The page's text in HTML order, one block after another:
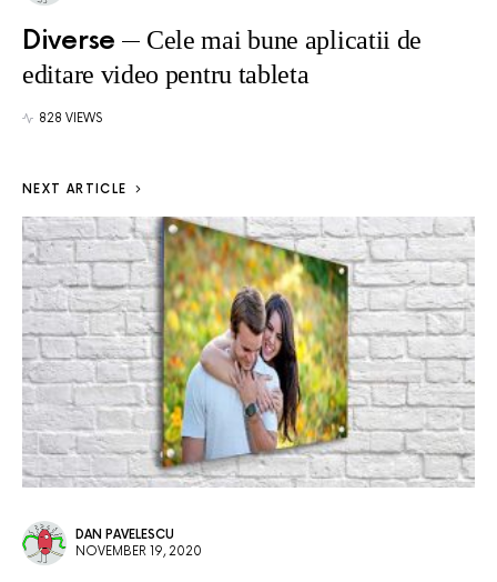
Diverse
Cele mai bune aplicatii de
editare video pentru tableta
828 VIEWS
NEXT ARTICLE
DAN PAVELESCU
NOVEMBER 19, 2020